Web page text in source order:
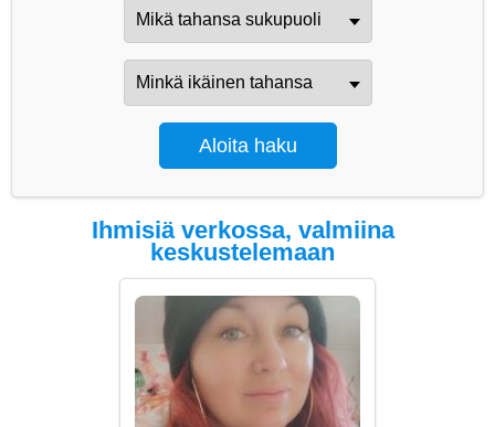
Ihmisiä verkossa, valmiina
keskustelemaan